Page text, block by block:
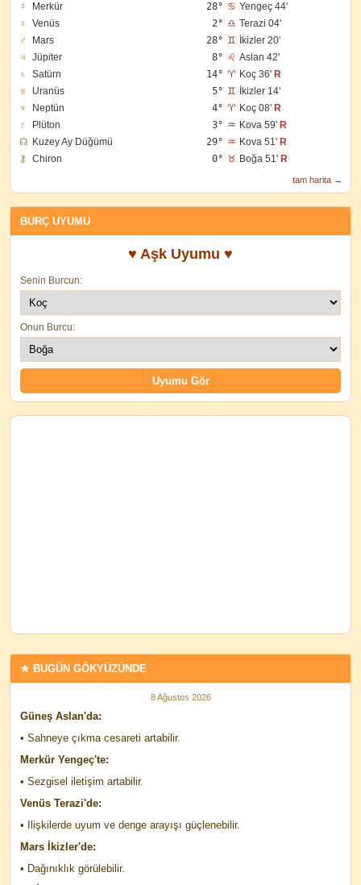
★ BUGÜN GÖKYÜZÜNDE
8 Ağustos 2026
Güneş Aslan'da:
• Sahneye çıkma cesareti artabilir.
Merkür Yengeç'te:
• Sezgisel iletişim artabilir.
Venüs Terazi'de:
• Ilişkilerde uyum ve denge arayışı güçlenebilir.
Mars İkizler'de:
• Dağınıklık görülebilir.
☿
Merkür 28° ♋ Yengeç 44'
♀
Venüs 2° ♎ Terazi 04'
♂
Mars 28° ♊
İkizler 20'
♃
Jüpiter 8° ♌ Aslan 42'
♄
Satürn 14° ♈ Koç 36' R
♅
Uranüs 5° ♊
İkizler 14'
♆
Neptün 4° ♈ Koç 08' R
♇
Plüton 3° ♒ Kova 59' R
☊ Kuzey Ay Düğümü 29° ♒ Kova 51' R
⚷
Chiron 0° ♉ Boğa 51' R
tam harita →
BURÇ UYUMU
♥ Aşk Uyumu ♥
Senin Burcun:
Onun Burcu: